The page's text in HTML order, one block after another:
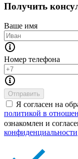
Получить
Ваше имя
Номер телефона
Отправить
Я согласен на
политикой в
ознакомлен и
конфиденциальности